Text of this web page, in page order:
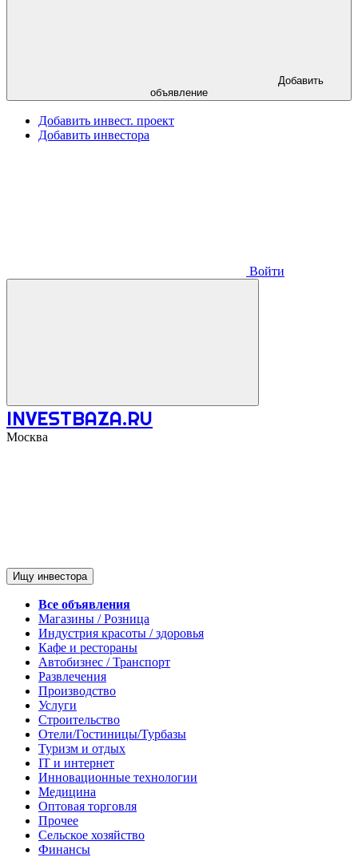
объявление
Добавить инвест. проект
Добавить инвестора
Войти
INVESTBAZA.RU
Москва
Ищу инвестора
Все объявления
Магазины / Розница
Индустрия красоты / здоровья
Кафе и рестораны
Автобизнес / Транспорт
Развлечения
Производство
Услуги
Строительство
Отели/Гостиницы/Турбазы
Туризм и отдых
IT и интернет
Инновационные технологии
Медицина
Оптовая торговля
Прочее
Сельское хозяйство
Финансы